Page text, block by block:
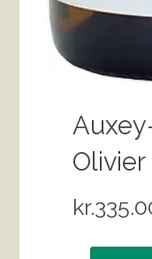
kr.